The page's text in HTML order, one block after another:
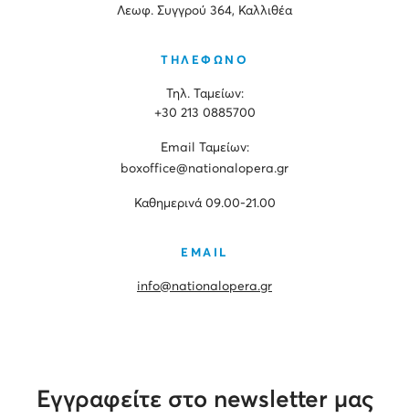
Λεωφ. Συγγρού 364, Καλλιθέα
ΤΗΛΕΦΩΝΟ
Τηλ. Ταμείων:
+30 213 0885700
Εmail Ταμείων:
boxoffice@nationalopera.gr
Καθημερινά 09.00-21.00
EMAIL
info@nationalopera.gr
Εγγραφείτε στο newsletter μας